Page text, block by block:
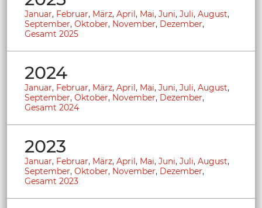
Januar, Februar, März, April, Mai, Juni, Juli, August,
September, Oktober, November, Dezember,
Gesamt 2025
2024
Januar, Februar, März, April, Mai, Juni, Juli, August,
September, Oktober, November, Dezember,
Gesamt 2024
2023
Januar, Februar, März, April, Mai, Juni, Juli, August,
September, Oktober, November, Dezember,
Gesamt 2023